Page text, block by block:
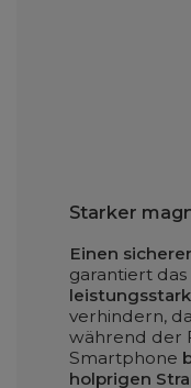
Starker
Einen
garantiert das
verhindern,
während der
Smartphone
holprigen